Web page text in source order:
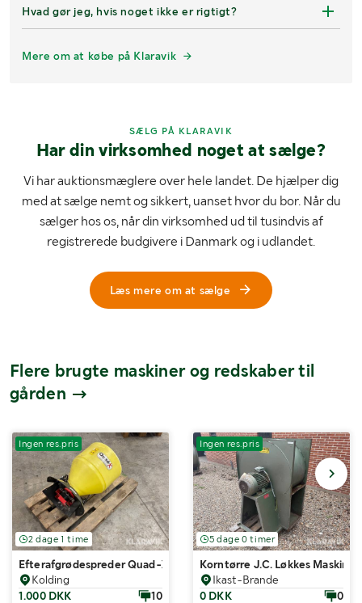
Hvad gør jeg, hvis noget ikke er rigtigt?
Mere om at købe på Klaravik
SÆLG PÅ KLARAVIK
Har din virksomhed noget at sælge?
Vi har auktionsmæglere over hele landet. De hjælper dig
med at sælge nemt og sikkert, uanset hvor du bor. Når du
sælger hos os, når din virksomhed ud til tusindvis af
registrerede budgivere i Danmark og i udlandet.
Læs mere om at sælge
Flere brugte maskiner og redskaber til
gården
Ingen res.pris
2 dage 1 time
Efterafgrødespreder Quad-X
Kolding
1.000 DKK
10
Ingen res.pris
5 dage 0 timer
Korntørre J.C. Løkkes
Ikast-Brande
0 DKK
0